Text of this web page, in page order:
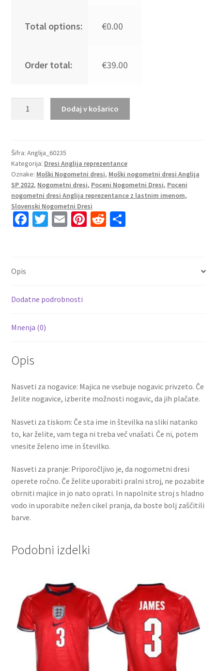
Total options: €0.00
Order total: €39.00
Domači
SP
2022
Kratek
Rokav
+
Kratke
količina
Dodaj v košarico
Šifra: Anglija_60235
Kategorija: Dresi Anglija reprezentance
Oznake: Moški Nogometni dresi, Moški nogometni dresi Anglija
SP 2022, Nogometni dresi, Poceni Nogometni Dresi, Poceni
nogometni dresi Anglija reprezentance z lastnim imenom,
Slovenski Nogometni Dresi
Fa
k
T E Pi R S
Opis
Dodatne podrobnosti
Mnenja (0)
Opis
Nasveti za nogavice: Majica ne vsebuje nogavic privzeto. Če
želite nogavice, izberite možnosti nogavic, da jih plačate.
Nasveti za tiskom: Če sta ime in številka na sliki natanko
to, kar želite, vam tega ni treba več vnašati. Če ni, potem
vnesite želeno ime in številko.
Nasveti za pranje: Priporočljivo je, da nogometni dresi
operete ročno. Če želite uporabiti pralni stroj, ne pozabite
obrniti majice in jo nato oprati. In napolnite stroj s hladno
vodo in uporabite nežen cikel pranja, da boste bolj zaščitili
barve.
Podobni izdelki